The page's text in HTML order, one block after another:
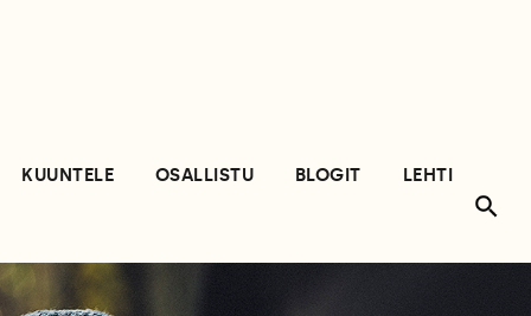
KUUNTELE OSALLISTU BLOGIT LEHTI